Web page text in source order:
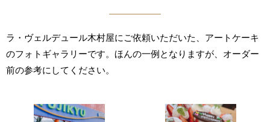
ラ・ヴェルデュール木村屋にご依頼いただいた、アートケーキ
のフォトギャラリーです。ほんの一例となりますが、オーダー
前の参考にしてください。